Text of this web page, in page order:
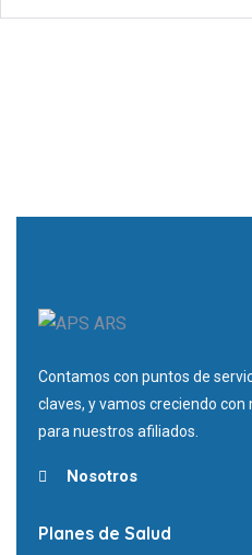
Contamos con puntos de
claves, y vamos creciendo con
para nuestros afiliados.
Nosotros
Planes de Salud